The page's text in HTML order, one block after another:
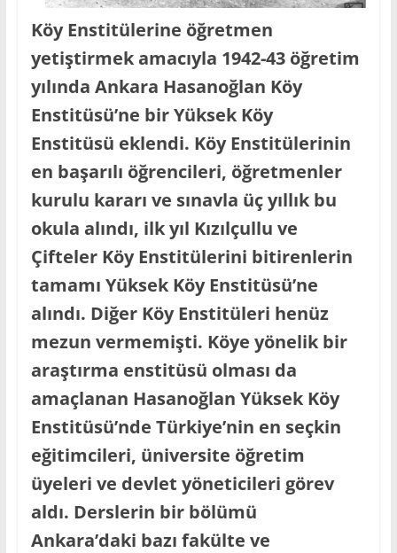
Köy Enstitülerine öğretmen
yetiştirmek amacıyla 1942-43 öğretim
yılında Ankara Hasanoğlan Köy
Enstitüsü’ne bir Yüksek Köy
Enstitüsü eklendi. Köy Enstitülerinin
en başarılı öğrencileri, öğretmenler
kurulu kararı ve sınavla üç yıllık bu
okula alındı, ilk yıl Kızılçullu ve
Çifteler Köy Enstitülerini bitirenlerin
tamamı Yüksek Köy Enstitüsü’ne
alındı. Diğer Köy Enstitüleri henüz
mezun vermemişti. Köye yönelik bir
araştırma enstitüsü olması da
amaçlanan Hasanoğlan Yüksek Köy
Enstitüsü’nde Türkiye’nin en seçkin
eğitimcileri, üniversite öğretim
üyeleri ve devlet yöneticileri görev
aldı. Derslerin bir bölümü
Ankara’daki bazı fakülte ve